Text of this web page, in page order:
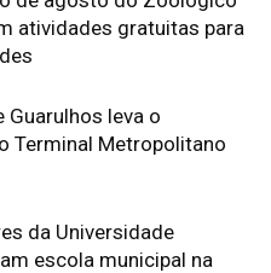
atividades gratuitas para
Guarulhos leva o
Terminal Metropolitano
da Universidade
escola municipal na